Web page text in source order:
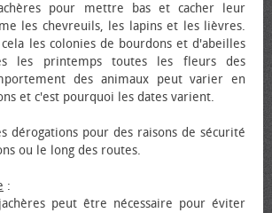
pour mettre bas et cacher leur
les chevreuils, les lapins et les lièvres.
les colonies de bourdons et d'abeilles
les printemps toutes les fleurs des
des animaux peut varier en
et c'est pourquoi les dates varient.
dérogations pour des raisons de sécurité
ou le long des routes.
:
peut être nécessaire pour éviter